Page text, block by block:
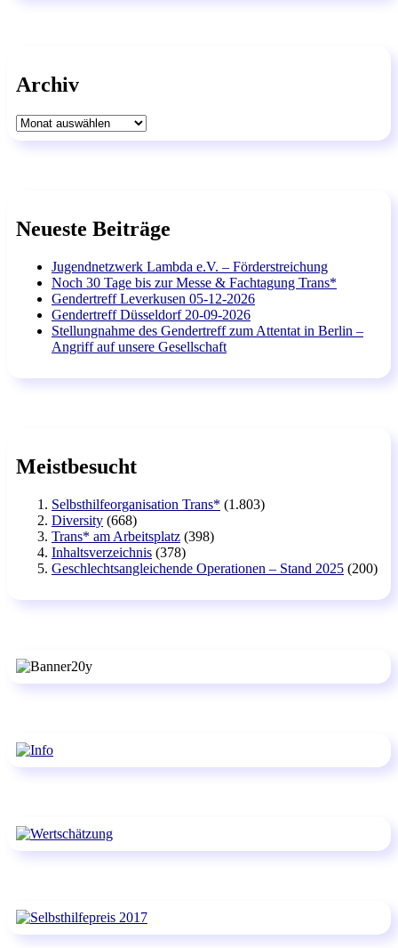
Archiv
Archiv
Neueste Beiträge
Jugendnetzwerk Lambda e.V. – Förderstreichung
Noch 30 Tage bis zur Messe & Fachtagung Trans*
Gendertreff Leverkusen 05-12-2026
Gendertreff Düsseldorf 20-09-2026
Stellungnahme des Gendertreff zum Attentat in Berlin –
Angriff auf unsere Gesellschaft
Meistbesucht
Selbsthilfeorganisation Trans* (1.803)
Diversity (668)
Trans* am Arbeitsplatz (398)
Inhaltsverzeichnis (378)
Geschlechtsangleichende Operationen – Stand 2025 (200)